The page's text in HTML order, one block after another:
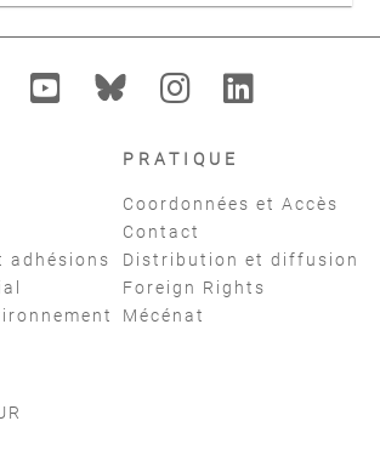
adhésions
PRATIQUE
Coordonnées et Accès
Contact
Distribution et diffusion
Foreign Rights
Mécénat